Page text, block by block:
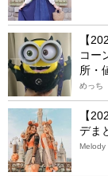
【
コー
所・
めっち
【
デま
Melody